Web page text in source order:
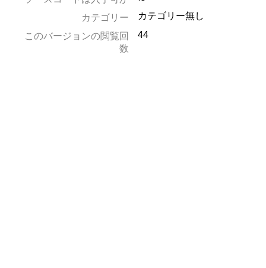
カテゴリー
カテゴリー無し
このバージョンの閲覧回
数
44